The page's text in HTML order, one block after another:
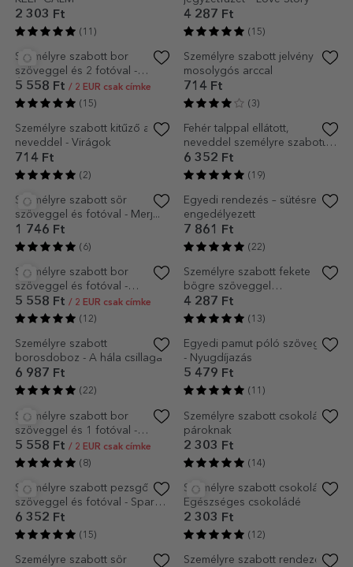
Személyre szabott bögre
szöveggel - Cica
2 937 Ft
(21)
Személyre szabott válogatás -
Elegáns séf
5 479 Ft
(14)
Személyre szabott fekete
bögre fotó feltöltéssel
(11)
Személyre szabott képkeret
fotóval és szöveggel
(30)
Személyre szabott rendezés –
7 861 Ft
EXKLUZÍV
Személyre szabott asztali
szöveggel – család
4 764 Ft